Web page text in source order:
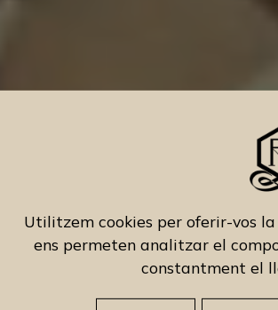
Utilitzem cookies per oferir-vos
ens permeten analitzar el
constantment el